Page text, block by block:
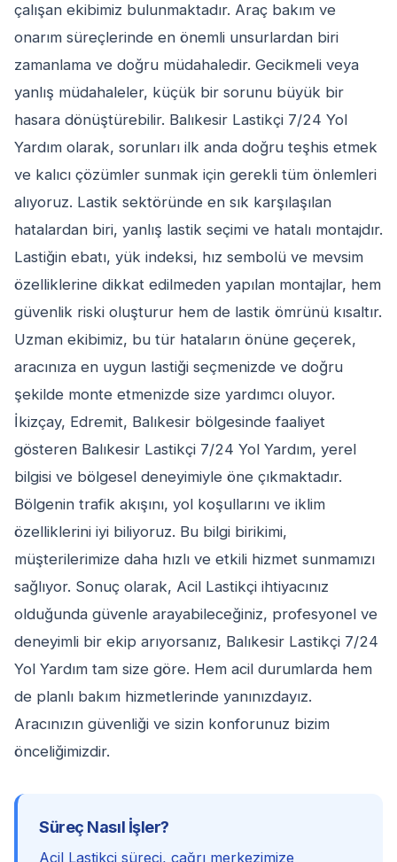
çalışan ekibimiz bulunmaktadır. Araç bakım ve
onarım süreçlerinde en önemli unsurlardan biri
zamanlama ve doğru müdahaledir. Gecikmeli veya
yanlış müdahaleler, küçük bir sorunu büyük bir
hasara dönüştürebilir. Balıkesir Lastikçi 7/24 Yol
Yardım olarak, sorunları ilk anda doğru teşhis etmek
ve kalıcı çözümler sunmak için gerekli tüm önlemleri
alıyoruz. Lastik sektöründe en sık karşılaşılan
hatalardan biri, yanlış lastik seçimi ve hatalı montajdır.
Lastiğin ebatı, yük indeksi, hız sembolü ve mevsim
özelliklerine dikkat edilmeden yapılan montajlar, hem
güvenlik riski oluşturur hem de lastik ömrünü kısaltır.
Uzman ekibimiz, bu tür hataların önüne geçerek,
aracınıza en uygun lastiği seçmenizde ve doğru
şekilde monte etmenizde size yardımcı oluyor.
İkizçay, Edremit, Balıkesir bölgesinde faaliyet
gösteren Balıkesir Lastikçi 7/24 Yol Yardım, yerel
bilgisi ve bölgesel deneyimiyle öne çıkmaktadır.
Bölgenin trafik akışını, yol koşullarını ve iklim
özelliklerini iyi biliyoruz. Bu bilgi birikimi,
müşterilerimize daha hızlı ve etkili hizmet sunmamızı
sağlıyor. Sonuç olarak, Acil Lastikçi ihtiyacınız
olduğunda güvenle arayabileceğiniz, profesyonel ve
deneyimli bir ekip arıyorsanız, Balıkesir Lastikçi 7/24
Yol Yardım tam size göre. Hem acil durumlarda hem
de planlı bakım hizmetlerinde yanınızdayız.
Aracınızın güvenliği ve sizin konforunuz bizim
önceliğimizdir.
Süreç Nasıl İşler?
Acil Lastikçi süreci, çağrı merkezimize